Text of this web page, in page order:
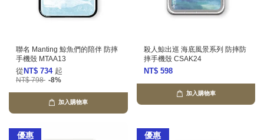
聯名 Manting 鯨魚們的陪伴 防摔
手機殼 MTAA13
從 NT$ 734 起
NT$ 798 -8%
加入購物車
殺人鯨出巡 海底風景系列 防摔防
摔手機殼 CSAK24
NT$ 598
加入購物車
優惠 優惠